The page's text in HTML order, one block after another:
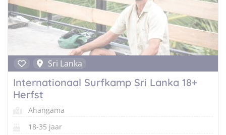
Sri Lanka
Internationaal Surfkamp Sri Lanka 18+
Herfst
Ahangama
18-35 jaar